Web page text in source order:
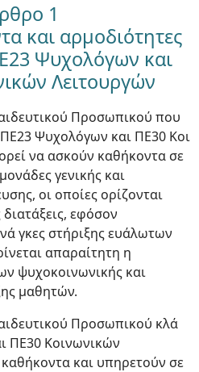
1
και αρμοδιότητες
Ψυχολόγων και
Λειτουργών
Προσωπικού που
Ψυχολόγων και ΠΕ30 Κοι
να ασκούν καθήκοντα σε
γενικής και
οι οποίες ορίζονται
εφόσον
γκες στήριξης ευάλωτων
απαραίτητη η
ψυχοκοινωνικής και
μαθητών.
Προσωπικού κλά
ΠΕ30 Κοινωνικών
και υπηρετούν σε